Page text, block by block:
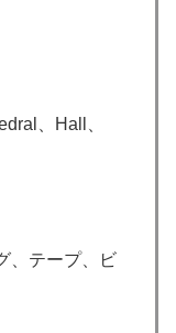
、Hall、
、テープ、ビ